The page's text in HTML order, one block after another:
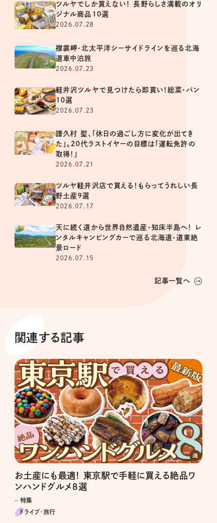
ツルヤでしか買えない！ 長野らしさ満載のオリ
ジナル商品10選
2026.07.28
襟裳岬・北太平洋シーサイドラインを巡る北海
道車中泊旅
2026.07.23
軽井沢ツルヤで見つけたら即買い！総菜・パン
10選
2026.07.23
譜久村 聖、「休日の過ごし方に変化が出てき
た」。20代ラストイヤーの目標は「運転免許の
取得！」
2026.07.21
ツルヤ軽井沢店で買える！もらってうれしい長
野土産9選
2026.07.17
天に続く道から世界自然遺産・知床半島へ！ レ
ンタルキャンピングカーで巡る北海道・道東絶
景ロード
2026.07.15
記事一覧へ
関連する記事
お土産にも最適！ 東京駅で手軽に買える絶品ワ
ンハンドグルメ8選
特集
ドライブ･旅行